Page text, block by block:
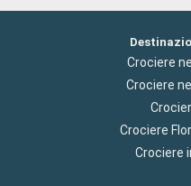
Crociere
Crociere
Crociere
Crociere